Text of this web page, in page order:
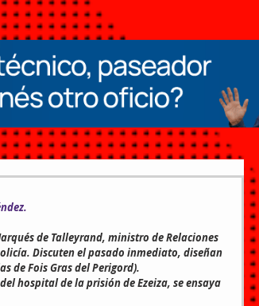
de Talleyrand, ministro de Relaciones
Discuten el pasado inmediato, diseñan
de Fois Gras del Perigord).
hospital de la prisión de Ezeiza, se ensaya